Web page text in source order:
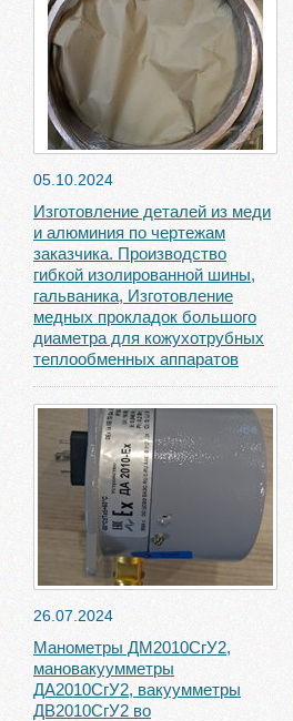
05.10.2024
Изготовление деталей из меди
и алюминия по чертежам
заказчика. Производство
гибкой изолированной шины,
гальваника, Изготовление
медных прокладок большого
диаметра для кожухотрубных
теплообменных аппаратов
26.07.2024
Манометры ДМ2010СгУ2,
мановакуумметры
ДА2010СгУ2, вакуумметры
ДВ2010СгУ2 во